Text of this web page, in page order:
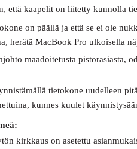
että kaapelit on liitetty kunnolla
on päällä ja että se ei ole
herätä MacBook Pro ulkoisella
maadoitetusta pistorasiasta,
tietokone uudelleen
kunnes kuulet
kirkkaus on asetettu